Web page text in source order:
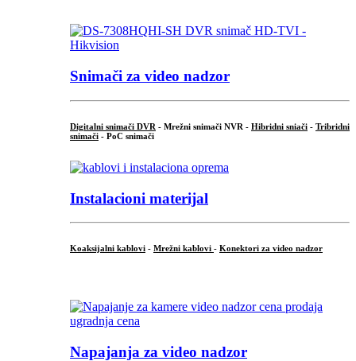
Snimači za video nadzor
Digitalni snimači DVR - Mrežni snimači NVR - Hibridni sniači - Tribridni
snimači - PoC snimači
Instalacioni materijal
Koaksijalni kablovi - Mrežni kablovi - Konektori za video nadzor
Napajanja za video nadzor